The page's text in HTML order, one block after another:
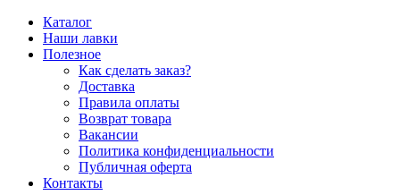
Перейти
содержимому
Каталог
Наши лавки
Полезное
Как сделать заказ?
Доставка
Правила оплаты
Возврат товара
Вакансии
Политика конфиденциальности
Публичная оферта
Контакты